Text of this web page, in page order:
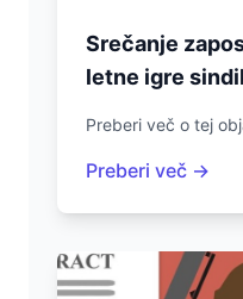
Srečanje
letne igre
Preberi več o tej
Preberi več →